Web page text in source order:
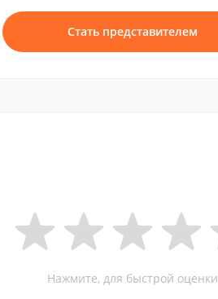
Стать представителем
Нажмите, для быстрой оценки